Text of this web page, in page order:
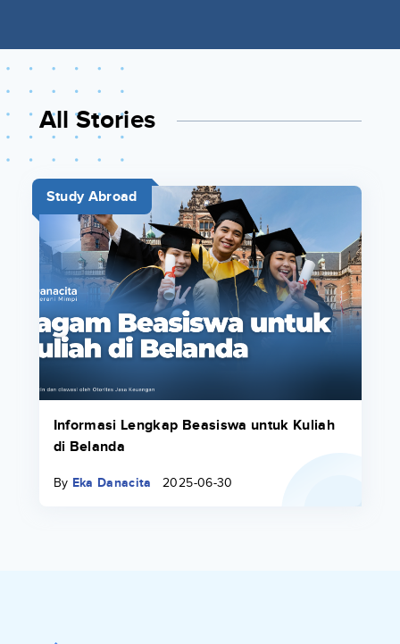
All Stories
Study Abroad
Informasi Lengkap Beasiswa untuk Kuliah
di Belanda
By Eka Danacita 2025-06-30